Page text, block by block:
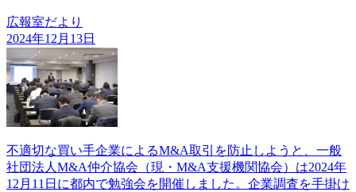
広報室だより
2024年12月13日
不適切な買い手企業によるM&A取引を防止しようと、一般
社団法人M&A仲介協会（現・M&A支援機関協会）は2024年
12月11日に都内で勉強会を開催しました。企業調査を手掛け